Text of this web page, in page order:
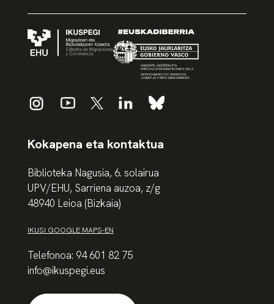
Kokapena eta kontaktua
Biblioteka Nagusia, 6. solairua
UPV/EHU, Sarriena auzoa, z/g
48940 Leioa (Bizkaia)
IKUSI GOOGLE MAPS-EN
Telefonoa: 94 601 82 75
info@ikuspegi.eus